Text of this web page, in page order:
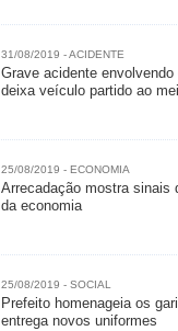
31/08/2019 - ACIDENTE
Grave acidente
deixa veículo partido ao
25/08/2019 - ECONOMIA
Arrecadação mostra sinais
da economia
25/08/2019 - SOCIAL
Prefeito homenageia os
entrega novos uniformes